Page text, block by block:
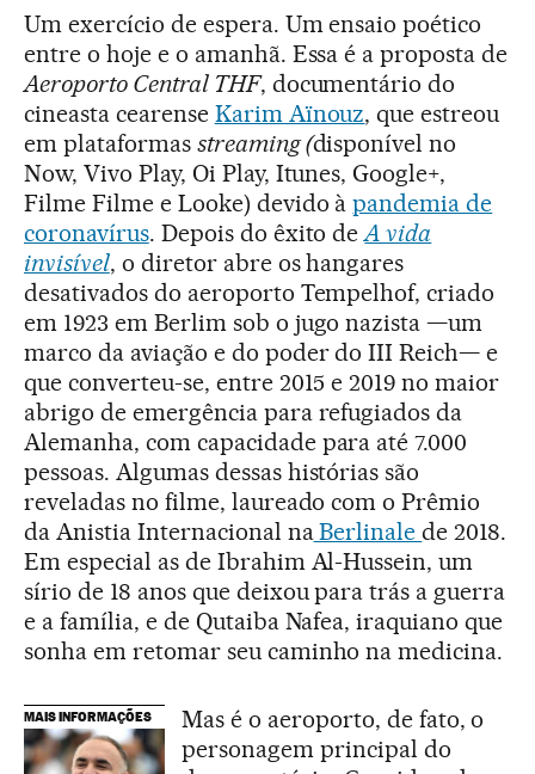
Um exercício de espera. Um ensaio poético
entre o hoje e o amanhã. Essa é a proposta de
Aeroporto Central THF, documentário do
cineasta cearense Karim Aïnouz, que estreou
em plataformas streaming (disponível no
Now, Vivo Play, Oi Play, Itunes, Google+,
Filme Filme e Looke) devido àpandemia de
coronavírus. Depois do êxito deA vida
invisível, o diretor abre os hangares
desativados do aeroporto Tempelhof, criado
em 1923 em Berlim sob o jugo nazista —um
marco da aviação e do poder do III Reich— e
que converteu-se, entre 2015 e 2019 no maior
abrigo de emergência para refugiados da
Alemanha, com capacidade para até 7.000
pessoas. Algumas dessas histórias são
reveladas no filme, laureado com o Prêmio
da Anistia Internacional naBerlinalede 2018.
Em especial as de Ibrahim Al-Hussein, um
sírio de 18 anos que deixou para trás a guerra
e a família, e de Qutaiba Nafea, iraquiano que
sonha em retomar seu caminho na medicina.
MAIS INFORMAÇÕES
Mas é o aeroporto, de fato, o
personagem principal do